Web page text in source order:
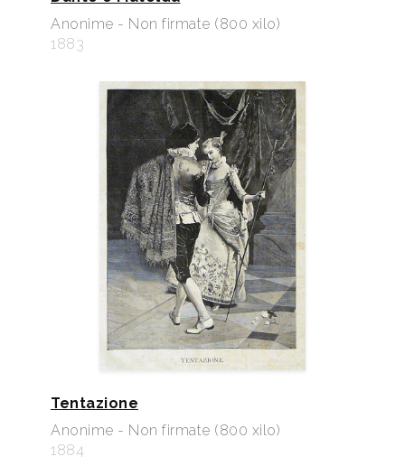
Anonime - Non firmate (800 xilo)
1883
Tentazione
Anonime - Non firmate (800 xilo)
1884